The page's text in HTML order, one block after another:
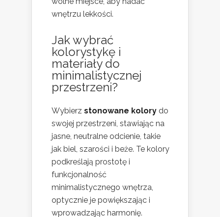
wnętrzu lekkości.
Jakwybrać
kolorystykę i
materiały do
minimalistycznej
przestrzeni?
Wybierz stonowane kolory do
swojej przestrzeni, stawiając na
jasne, neutralne odcienie, takie
jak biel, szarości i beże. Te kolory
podkreślają prostotę i
funkcjonalność
minimalistycznego wnętrza,
optycznie je powiększając i
wprowadzając harmonię.